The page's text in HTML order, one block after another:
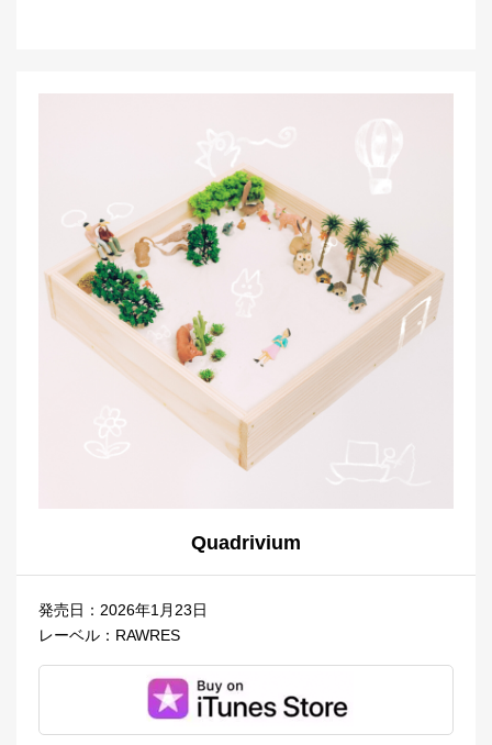
Quadrivium
発売日：2026年1月23日
レーベル：RAWRES